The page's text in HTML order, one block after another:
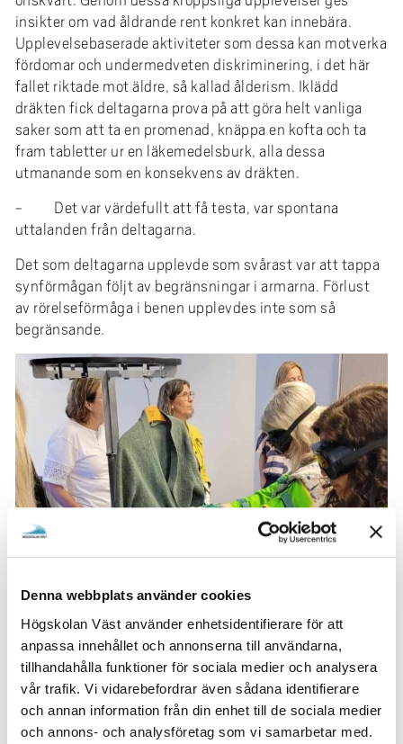
Denna webbplats använder cookies
Högskolan Väst använder enhetsidentifierare för att
anpassa innehållet och annonserna till användarna,
tillhandahålla funktioner för sociala medier och analysera
vår trafik. Vi vidarebefordrar även sådana identifierare
och annan information från din enhet till de sociala medier
och annons- och analysföretag som vi samarbetar med.
insikter om vad åldrande rent konkret kan innebära.
Upplevelsebaserade aktiviteter som dessa kan motverka
fördomar och undermedveten diskriminering, i det här
fallet riktade mot äldre, så kallad ålderism. Iklädd
dräkten fick deltagarna prova på att göra helt vanliga
saker som att ta en promenad, knäppa en kofta och ta
fram tabletter ur en läkemedelsburk, alla dessa
utmanande som en konsekvens av dräkten.
- Det var värdefullt att få testa, var spontana
uttalanden från deltagarna.
Det som deltagarna upplevde som svårast var att tappa
synförmågan följt av begränsningar i armarna. Förlust
av rörelseförmåga i benen upplevdes inte som så
begränsande.